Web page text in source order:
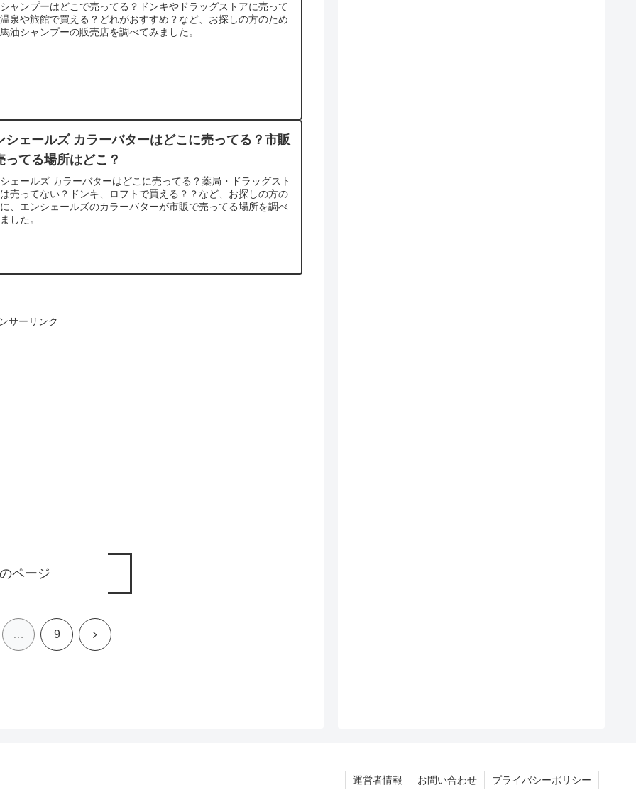
ャンプーはどこで売ってる？ドンキやドラッグストアに売って
泉や旅館で買える？どれがおすすめ？など、お探しの方のため
油シャンプーの販売店を調べてみました。
シェールズ カラーバターはどこに売ってる？市販
ってる場所はどこ？
ェールズ カラーバターはどこに売ってる？薬局・ドラッグスト
売ってない？ドンキ、ロフトで買える？？など、お探しの方の
、エンシェールズのカラーバターが市販で売ってる場所を調べ
した。
サーリンク
ページ
… 9 次
運営者情報 お問い合わせ プライバシーポリシー